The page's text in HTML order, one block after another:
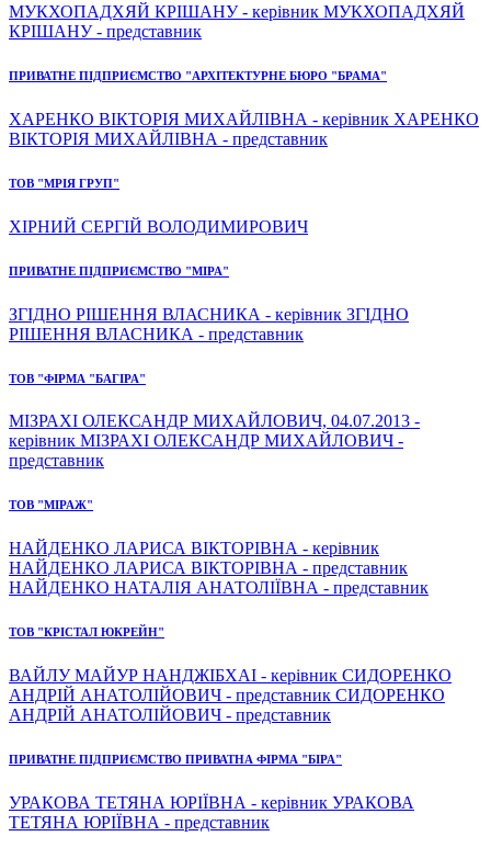
МУКХОПАДХЯЙ КРІШАНУ - керівник МУКХОПАДХЯЙ
КРІШАНУ - представник
ПРИВАТНЕ ПІДПРИЄМСТВО "АРХІТЕКТУРНЕ БЮРО "БРАМА"
ХАРЕНКО ВІКТОРІЯ МИХАЙЛІВНА - керівник ХАРЕНКО
ВІКТОРІЯ МИХАЙЛІВНА - представник
ТОВ "МРІЯ ГРУП"
ХІРНИЙ СЕРГІЙ ВОЛОДИМИРОВИЧ
ПРИВАТНЕ ПІДПРИЄМСТВО "МІРА"
ЗГІДНО РІШЕННЯ ВЛАСНИКА - керівник ЗГІДНО
РІШЕННЯ ВЛАСНИКА - представник
ТОВ "ФІРМА "БАГІРА"
МІЗРАХІ ОЛЕКСАНДР МИХАЙЛОВИЧ, 04.07.2013 -
керівник МІЗРАХІ ОЛЕКСАНДР МИХАЙЛОВИЧ -
представник
ТОВ "МІРАЖ"
НАЙДЕНКО ЛАРИСА ВІКТОРІВНА - керівник
НАЙДЕНКО ЛАРИСА ВІКТОРІВНА - представник
НАЙДЕНКО НАТАЛІЯ АНАТОЛІЇВНА - представник
ТОВ "КРІСТАЛ ЮКРЕЙН"
ВАЙЛУ МАЙУР НАНДЖІБХАІ - керівник СИДОРЕНКО
АНДРІЙ АНАТОЛІЙОВИЧ - представник СИДОРЕНКО
АНДРІЙ АНАТОЛІЙОВИЧ - представник
ПРИВАТНЕ ПІДПРИЄМСТВО ПРИВАТНА ФІРМА "БІРА"
УРАКОВА ТЕТЯНА ЮРІЇВНА - керівник УРАКОВА
ТЕТЯНА ЮРІЇВНА - представник